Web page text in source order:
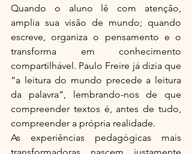
Quando o aluno lê com atenção,
amplia sua visão de mundo; quando
escreve, organiza o pensamento e o
transforma em conhecimento
compartilhável. Paulo Freire já dizia que
“a leitura do mundo precede a leitura
da palavra”, lembrando-nos de que
compreender textos é, antes de tudo,
compreender a própria realidade.
As experiências pedagógicas mais
transformadoras nascem justamente